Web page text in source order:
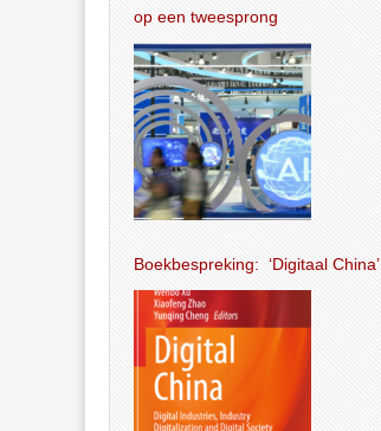
op een tweesprong
Boekbespreking: ‘Digitaal China’